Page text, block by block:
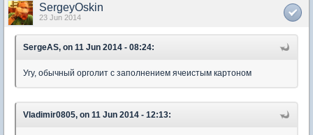
SergeyOskin
23 Jun 2014
SergeAS, on 11 Jun 2014 - 08:24:
Угу, обычный орголит с заполнением ячеистым картоном
Vladimir0805, on 11 Jun 2014 - 12:13: